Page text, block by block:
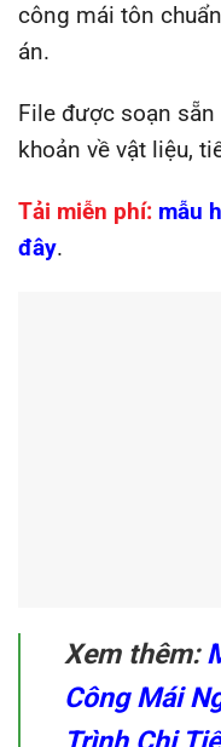
công mái tôn
án.
File được soạn
khoản về vật liệu,
Tải miễn phí: mẫu
đây.
Xem thêm:
Công Mái